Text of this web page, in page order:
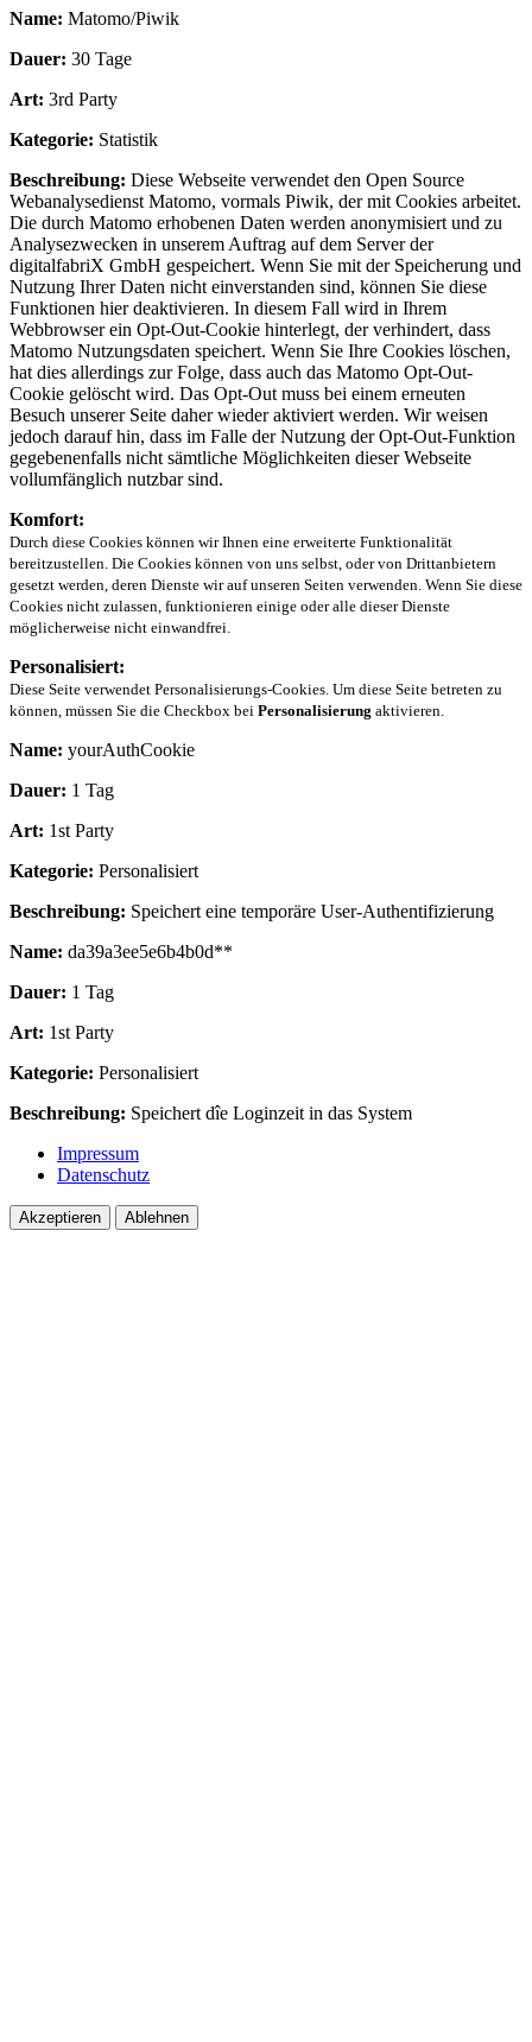
Name: Matomo/Piwik
Dauer: 30 Tage
Art: 3rd Party
Kategorie: Statistik
Beschreibung: Diese Webseite verwendet den Open Source
Webanalysedienst Matomo, vormals Piwik, der mit Cookies arbeitet.
Die durch Matomo erhobenen Daten werden anonymisiert und zu
Analysezwecken in unserem Auftrag auf dem Server der
digitalfabriX GmbH gespeichert. Wenn Sie mit der Speicherung und
Nutzung Ihrer Daten nicht einverstanden sind, können Sie diese
Funktionen hier deaktivieren. In diesem Fall wird in Ihrem
Webbrowser ein Opt-Out-Cookie hinterlegt, der verhindert, dass
Matomo Nutzungsdaten speichert. Wenn Sie Ihre Cookies löschen,
hat dies allerdings zur Folge, dass auch das Matomo Opt-Out-
Cookie gelöscht wird. Das Opt-Out muss bei einem erneuten
Besuch unserer Seite daher wieder aktiviert werden. Wir weisen
jedoch darauf hin, dass im Falle der Nutzung der Opt-Out-Funktion
gegebenenfalls nicht sämtliche Möglichkeiten dieser Webseite
vollumfänglich nutzbar sind.
Komfort:
Durch diese Cookies können wir Ihnen eine erweiterte Funktionalität
bereitzustellen. Die Cookies können von uns selbst, oder von Drittanbietern
gesetzt werden, deren Dienste wir auf unseren Seiten verwenden. Wenn Sie diese
Cookies nicht zulassen, funktionieren einige oder alle dieser Dienste
möglicherweise nicht einwandfrei.
Personalisiert:
Diese Seite verwendet Personalisierungs-Cookies. Um diese Seite betreten zu
können, müssen Sie die Checkbox bei Personalisierung aktivieren.
Name: yourAuthCookie
Dauer: 1 Tag
Art: 1st Party
Kategorie: Personalisiert
Beschreibung: Speichert eine temporäre User-Authentifizierung
Name: da39a3ee5e6b4b0d**
Dauer: 1 Tag
Art: 1st Party
Kategorie: Personalisiert
Beschreibung: Speichert dîe Loginzeit in das System
Impressum
Datenschutz
Akzeptieren Ablehnen